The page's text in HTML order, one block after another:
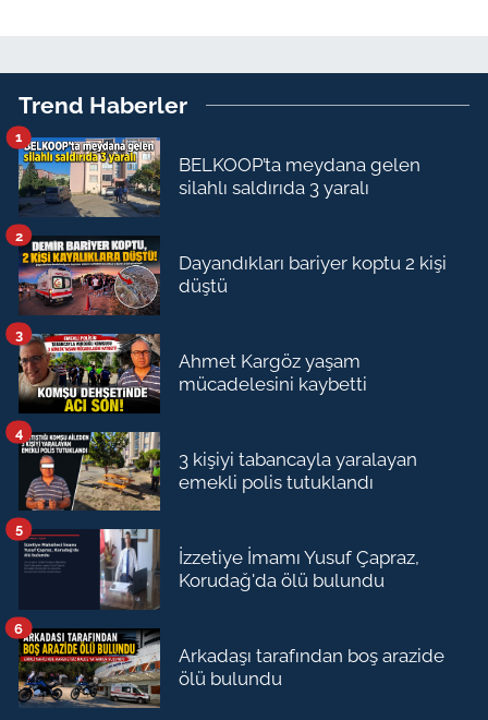
Trend Haberler
BELKOOP’ta meydana gelen
silahlı saldırıda 3 yaralı
1
Dayandıkları bariyer koptu 2 kişi
düştü
2
Ahmet Kargöz yaşam
mücadelesini kaybetti
3
3 kişiyi tabancayla yaralayan
emekli polis tutuklandı
4
İzzetiye İmamı Yusuf Çapraz,
Korudağ'da ölü bulundu
5
Arkadaşı tarafından boş arazide
ölü bulundu
6